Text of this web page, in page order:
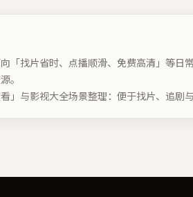
「找片省时、点播顺滑、免费高清」等
。
」与影视大全场景整理：便于找片、追剧